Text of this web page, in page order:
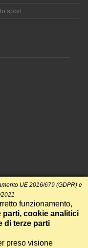
sport
UE 2016/679 (GDPR) e
funzionamento,
parti, cookie analitici
di terze parti
preso visione